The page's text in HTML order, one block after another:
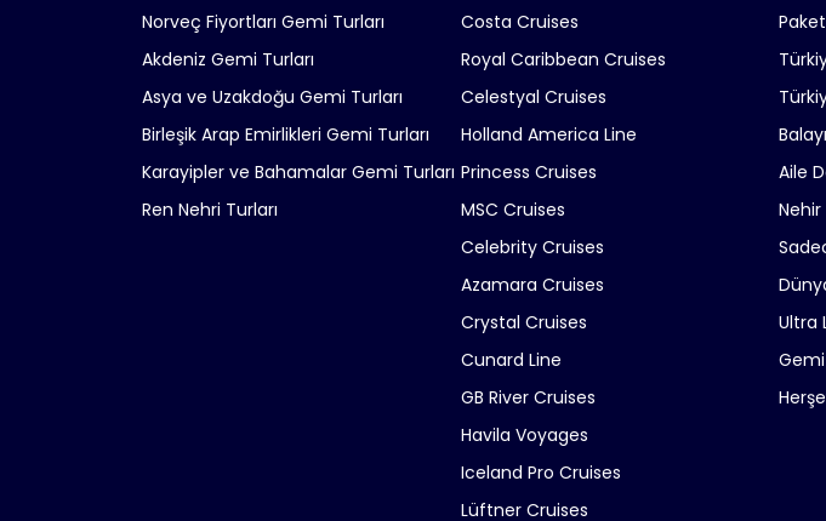
Norveç Fiyortları Gemi Turları
Akdeniz Gemi Turları
Asya ve Uzakdoğu Gemi Turları
Birleşik Arap Emirlikleri Gemi Turları
Karayipler ve Bahamalar Gemi Turları
Ren Nehri Turları
Costa Cruises
Royal Caribbean Cruises
Celestyal Cruises
Holland America Line
Princess Cruises
MSC Cruises
Celebrity Cruises
Azamara Cruises
Crystal Cruises
Cunard Line
GB River Cruises
Havila Voyages
Iceland Pro Cruises
Lüftner Cruises
Aile
Nehir
Ultra